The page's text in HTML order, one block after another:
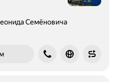
Семёновича